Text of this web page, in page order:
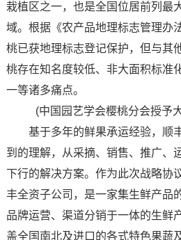
栽植区之一，也是全国位居前列最
域。根据《农产品地理标志管理办
桃已获地理标志登记保护，但与其
桃存在知名度较低、非大面积标准
一等诸多痛点。
(中国园艺学会樱桃分会授予
基于多年的鲜果承运经验，顺
到的理解，从采摘、销售、推广、
下行的解决方案。作为此次战略协
丰全资子公司，是一家集生鲜产品
品牌运营、渠道分销于一体的生鲜
盖全国南北及进口的各式特色果蔬